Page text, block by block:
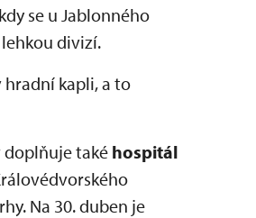
se u Jablonného
divizí.
kapli, a to
také hospitál
Na 30. duben je